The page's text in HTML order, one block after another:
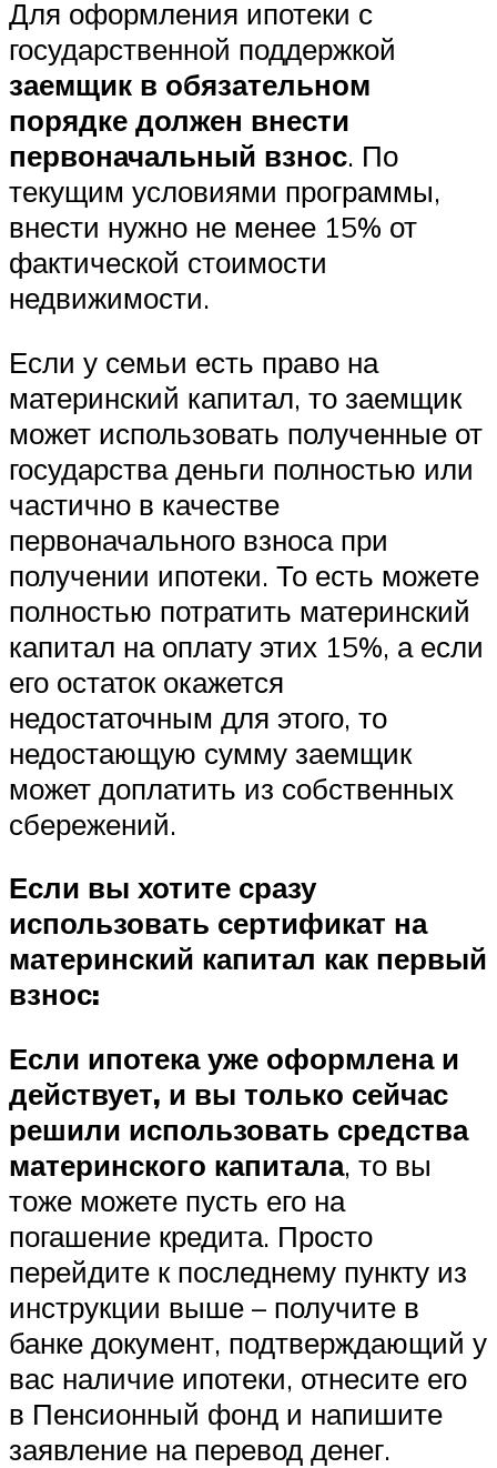
Для оформления ипотеки с
государственной поддержкой
заемщик в обязательном
порядке должен внести
первоначальный взнос. По
текущим условиями программы,
внести нужно не менее 15% от
фактической стоимости
недвижимости.
Если у семьи есть право на
материнский капитал, то заемщик
может использовать полученные от
государства деньги полностью или
частично в качестве
первоначального взноса при
получении ипотеки. То есть можете
полностью потратить материнский
капитал на оплату этих 15%, а если
его остаток окажется
недостаточным для этого, то
недостающую сумму заемщик
может доплатить из собственных
сбережений.
Если вы хотите сразу
использовать сертификат на
материнский капитал как первый
взнос:
Если ипотека уже оформлена и
действует, и вы только сейчас
решили использовать средства
материнского капитала, то вы
тоже можете пусть его на
погашение кредита. Просто
перейдите к последнему пункту из
инструкции выше – получите в
банке документ, подтверждающий у
вас наличие ипотеки, отнесите его
в Пенсионный фонд и напишите
заявление на перевод денег.